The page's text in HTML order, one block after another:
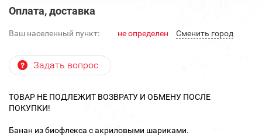
Оплата, доставка
Ваш населенный пункт: не определен Cменить город
Задать вопрос
ТОВАР НЕ ПОДЛЕЖИТ ВОЗВРАТУ И ОБМЕНУ ПОСЛЕ
ПОКУПКИ!
Банан из биофлекса с акриловыми шариками.